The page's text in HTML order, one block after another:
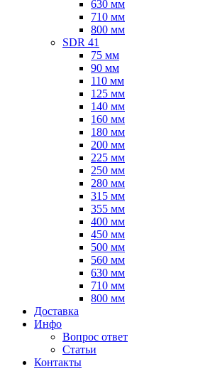
630 мм
710 мм
800 мм
SDR 41
75 мм
90 мм
110 мм
125 мм
140 мм
160 мм
180 мм
200 мм
225 мм
250 мм
280 мм
315 мм
355 мм
400 мм
450 мм
500 мм
560 мм
630 мм
710 мм
800 мм
Доставка
Инфо
Вопрос ответ
Статьи
Контакты